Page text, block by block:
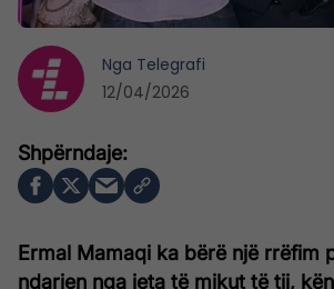
Ermal Mamaqi ka bërë një rrëfim
ndarjen nga jeta të mikut të tij,
Nga Telegrafi
12/04/2026